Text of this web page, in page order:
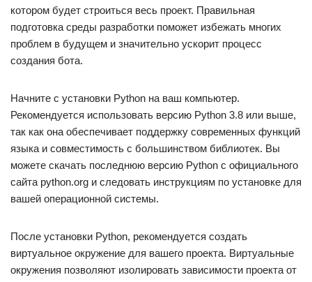
котором будет строиться весь проект. Правильная
подготовка среды разработки поможет избежать многих
проблем в будущем и значительно ускорит процесс
создания бота.
Начните с установки Python на ваш компьютер.
Рекомендуется использовать версию Python 3.8 или выше,
так как она обеспечивает поддержку современных функций
языка и совместимость с большинством библиотек. Вы
можете скачать последнюю версию Python с официального
сайта python.org и следовать инструкциям по установке для
вашей операционной системы.
После установки Python, рекомендуется создать
виртуальное окружение для вашего проекта. Виртуальные
окружения позволяют изолировать зависимости проекта от